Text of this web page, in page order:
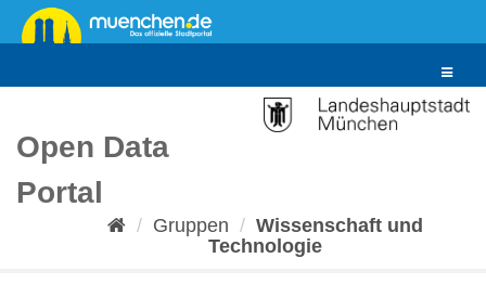
Überspringen
zum
Toggle
Open Data
Portal
Gruppen
Wissenschaft und
Technologie